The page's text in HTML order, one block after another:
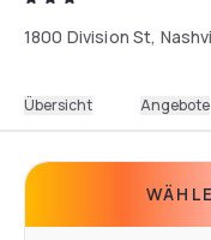
1800 Division St,
Übersicht Angebote